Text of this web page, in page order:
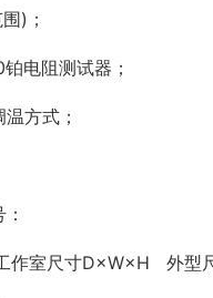
)；
电阻测试器；
方式；
D×W×H 外型尺